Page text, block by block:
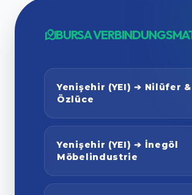
BURSA
Yenişehir (YEI) ➔ Nilüfer &
Özlüce
Yenişehir (YEI) ➔ İnegöl
Möbelindustrie